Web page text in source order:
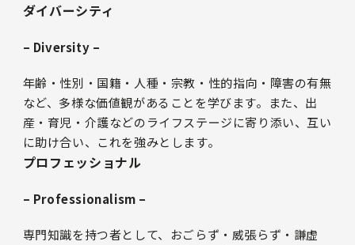
ダイバーシティ
– Diversity –
年齢・性別・国籍・人種・宗教・性的指向・障害の有無
など、多様な価値観があることを学びます。また、出
産・育児・介護などのライフステージに寄り添い、互い
に助け合い、これを強みとします。
プロフェッショナル
– Professionalism –
専門知識を持つ者として、おごらず・威張らず・謙虚